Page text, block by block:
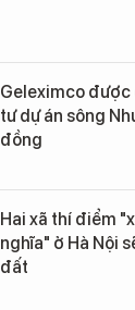
Geleximco được
tư dự án sông
đồng
Hai xã thí điểm
nghĩa" ở Hà Nội
đất